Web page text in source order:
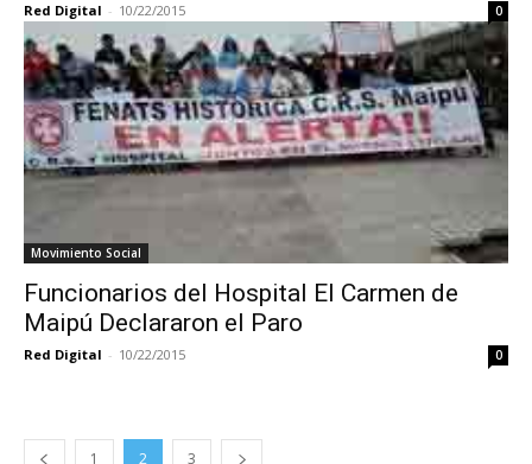
Red Digital - 10/22/2015 0
Movimiento Social
Funcionarios del Hospital El Carmen de
Maipú Declararon el Paro
Red Digital - 10/22/2015 0
1 2 3